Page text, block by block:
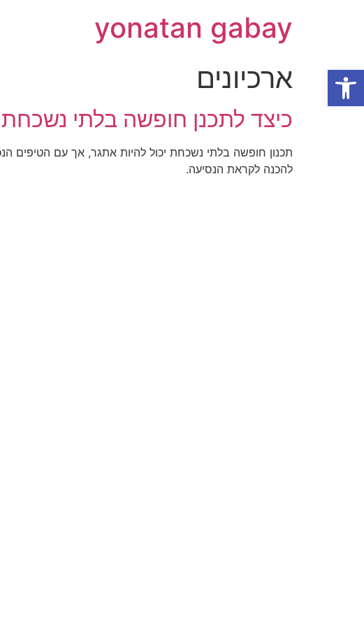
פתח סרגל נגישות
yonatan gabay
ארכיונים
כיצד לתכנן חופשה בלתי
תכנון חופשה בלתי נשכחת יכול להיות אתגר, אך עם הטיפים
להכנה לקראת הנסיעה.